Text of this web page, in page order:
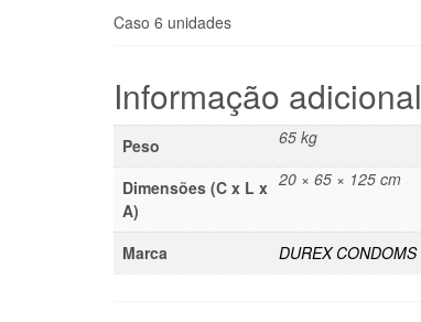
Caso 6 unidades
Informação adicional
Peso 65 kg
Dimensões (C x L x
A)
20 × 65 × 125 cm
Marca DUREX CONDOMS